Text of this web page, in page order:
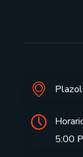
5:00